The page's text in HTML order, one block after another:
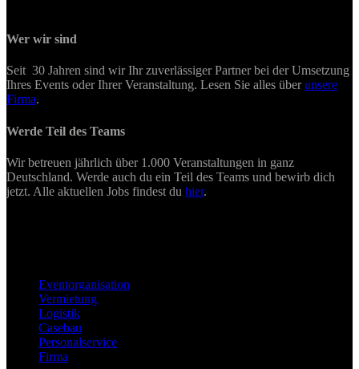
Wer wir sind
Seit 30 Jahren sind wir Ihr zuverlässiger Partner bei der Umsetzung
Ihres Events oder Ihrer Veranstaltung. Lesen Sie alles überunsere
Firma.
Werde Teil des Teams
Wir betreuen jährlich über 1.000 Veranstaltungen in ganz
Deutschland. Werde auch du ein Teil des Teams und bewirb dich
jetzt. Alle aktuellen Jobs findest du hier.
Eventorganisation
Vermietung
Logistik
Casebau
Personalservice
Firma